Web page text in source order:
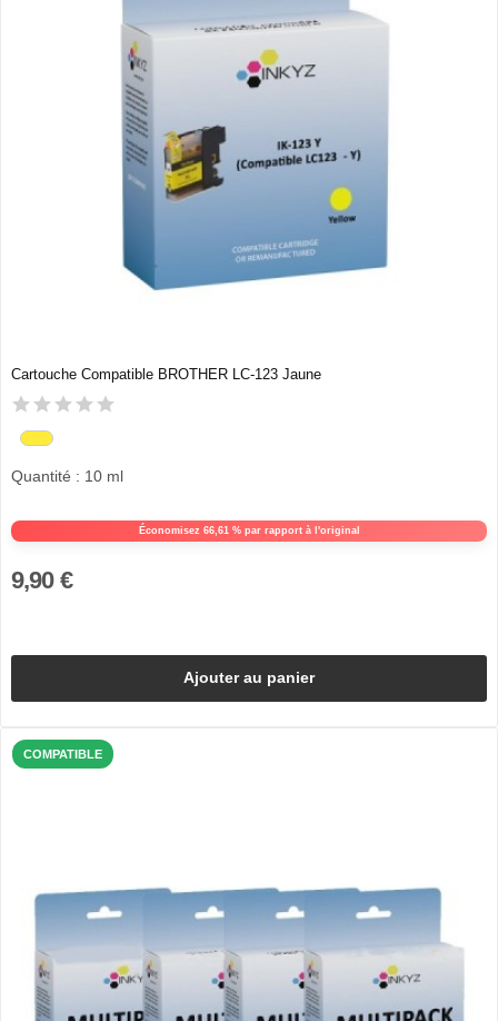
Cartouche Compatible BROTHER LC-123 Jaune
Économisez 66,61 % par rapport à l'original
Quantité : 10 ml
9,90 €
Ajouter au panier
COMPATIBLE